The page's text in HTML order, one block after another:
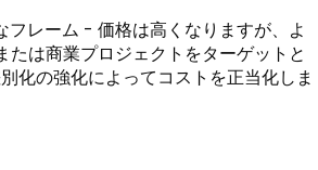
レーム - 価格は高くなりますが、よ
たは商業プロジェクトをターゲットと
化の強化によってコストを正当化しま